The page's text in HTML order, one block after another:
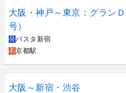
大阪・神戸～東京：グラン
号）
発バスタ新宿
着京都駅
大阪～新宿・渋谷